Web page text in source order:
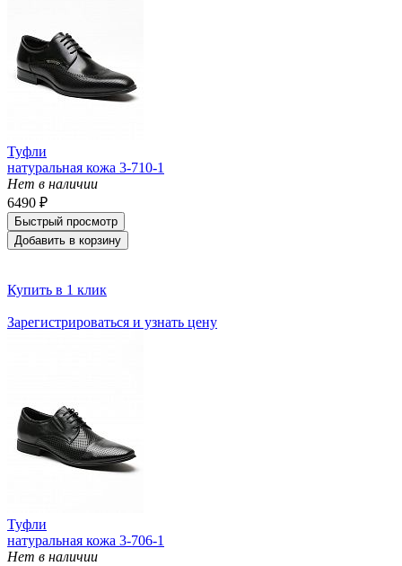
Туфли
натуральная кожа 3-710-1
Нет в наличии
6490 ₽
Быстрый просмотр
Добавить в корзину
Купить в 1 клик
Зарегистрироваться и узнать цену
Туфли
натуральная кожа 3-706-1
Нет в наличии